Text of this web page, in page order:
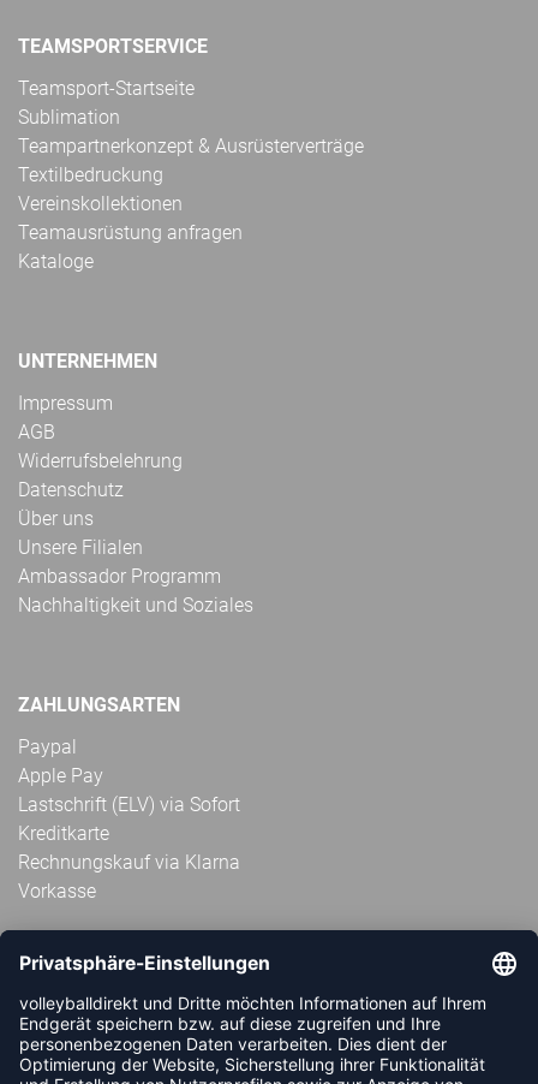
TEAMSPORTSERVICE
Teamsport-Startseite
Sublimation
Teampartnerkonzept & Ausrüsterverträge
Textilbedruckung
Vereinskollektionen
Teamausrüstung anfragen
Kataloge
UNTERNEHMEN
Impressum
AGB
Widerrufsbelehrung
Datenschutz
Über uns
Unsere Filialen
Ambassador Programm
Nachhaltigkeit und Soziales
ZAHLUNGSARTEN
Paypal
Apple Pay
Lastschrift (ELV) via Sofort
Kreditkarte
Rechnungskauf via Klarna
Vorkasse
ABONNIERE JETZT DEN KOSTENLOSEN
VOLLEYBALLDIREKT-NEWSLETTER UND VERPASSE KEINE
NEUIGKEIT ODER AKTION MEHR.
JETZT ANMELDEN